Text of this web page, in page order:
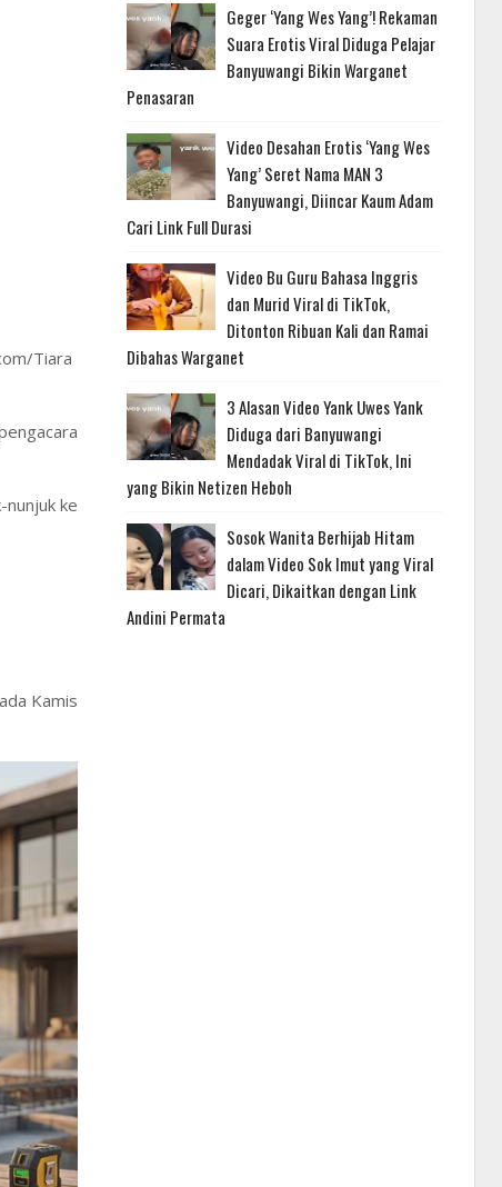
Tiara
ke
Kamis
Geger ‘Yang Wes Yang’! Rekaman
Suara Erotis Viral Diduga Pelajar
Banyuwangi Bikin Warganet
Penasaran
Video Desahan Erotis ‘Yang Wes
Yang’ Seret Nama MAN 3
Banyuwangi, Diincar Kaum Adam
Cari Link Full Durasi
Video Bu Guru Bahasa Inggris
dan Murid Viral di TikTok,
Ditonton Ribuan Kali dan Ramai
Dibahas Warganet
3 Alasan Video Yank Uwes Yank
Diduga dari Banyuwangi
Mendadak Viral di TikTok, Ini
yang Bikin Netizen Heboh
Sosok Wanita Berhijab Hitam
dalam Video Sok Imut yang Viral
Dicari, Dikaitkan dengan Link
Andini Permata